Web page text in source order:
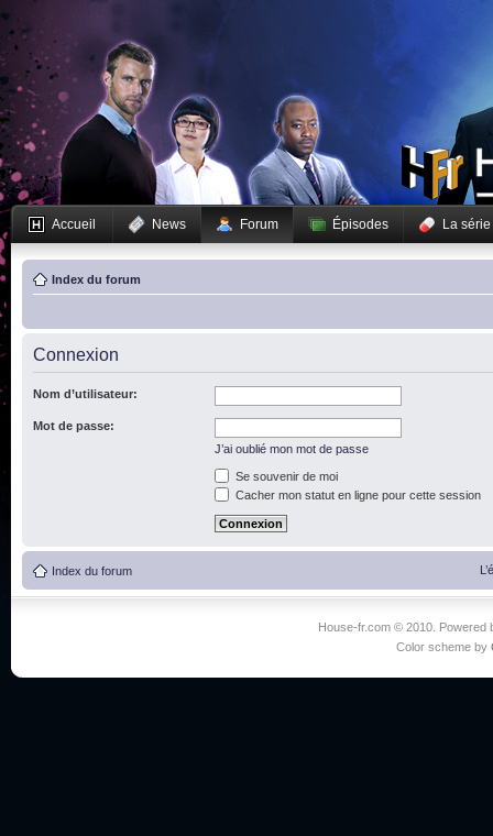
Accueil News Forum Épisodes La série
Index du forum
Connexion
Nom d’utilisateur:
Mot de passe:
J’ai oublié mon mot de passe
Se souvenir de moi
Cacher mon statut en ligne pour cette session
Index du forum
House-fr.com © 2010. Powered
Color scheme by